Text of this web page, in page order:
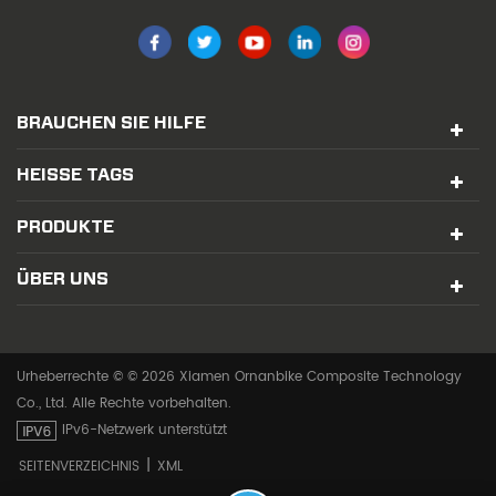
BRAUCHEN SIE HILFE
HEISSE TAGS
PRODUKTE
ÜBER UNS
Urheberrechte © © 2026 Xiamen Ornanbike Composite Technology
Co., Ltd. Alle Rechte vorbehalten.
IPv6-Netzwerk unterstützt
SEITENVERZEICHNIS | XML